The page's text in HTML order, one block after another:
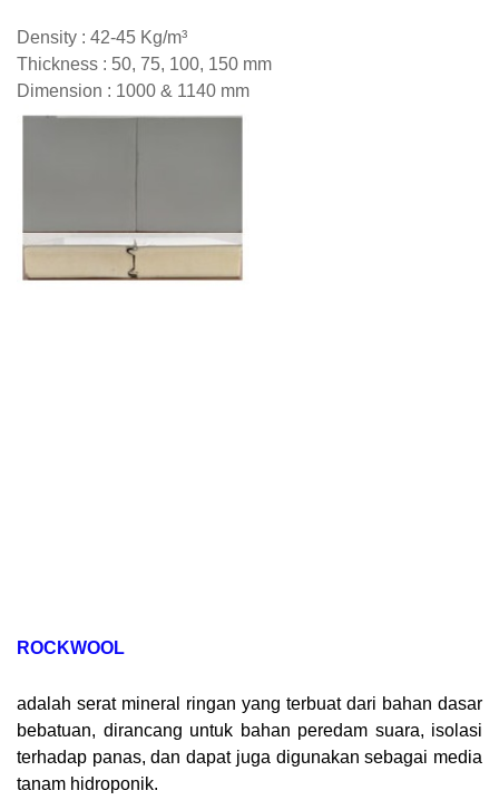
Density : 42-45 Kg/m³
Thickness : 50, 75, 100, 150 mm
Dimension : 1000 & 1140 mm
ROCKWOOL
adalah seratmineral ringan yang terbuat dari bahan dasar
bebatuan, dirancang untuk bahan peredam suara, isolasi
terhadap panas,dan dapat juga digunakan sebagai media
tanam hidroponik.